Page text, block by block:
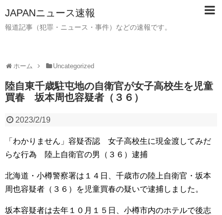
JAPANニュース速報
報道記事（犯罪・ニュース・事件）などの速報です。
ホーム Uncategorized
陸自東千歳駐屯地の自衛官が女子高校生を児童
買春 坂本周也容疑者（３６）
2023/2/19
「わかりません」容疑否認 女子高校生に現金渡してみだ
らな行為 陸上自衛官の男（３６）逮捕
北海道・小樽警察署は１４日、千歳市の陸上自衛官・坂本
周也容疑者（３６）を児童買春の疑いで逮捕しました。
坂本容疑者は去年１０月１５日、小樽市内のホテルで後志